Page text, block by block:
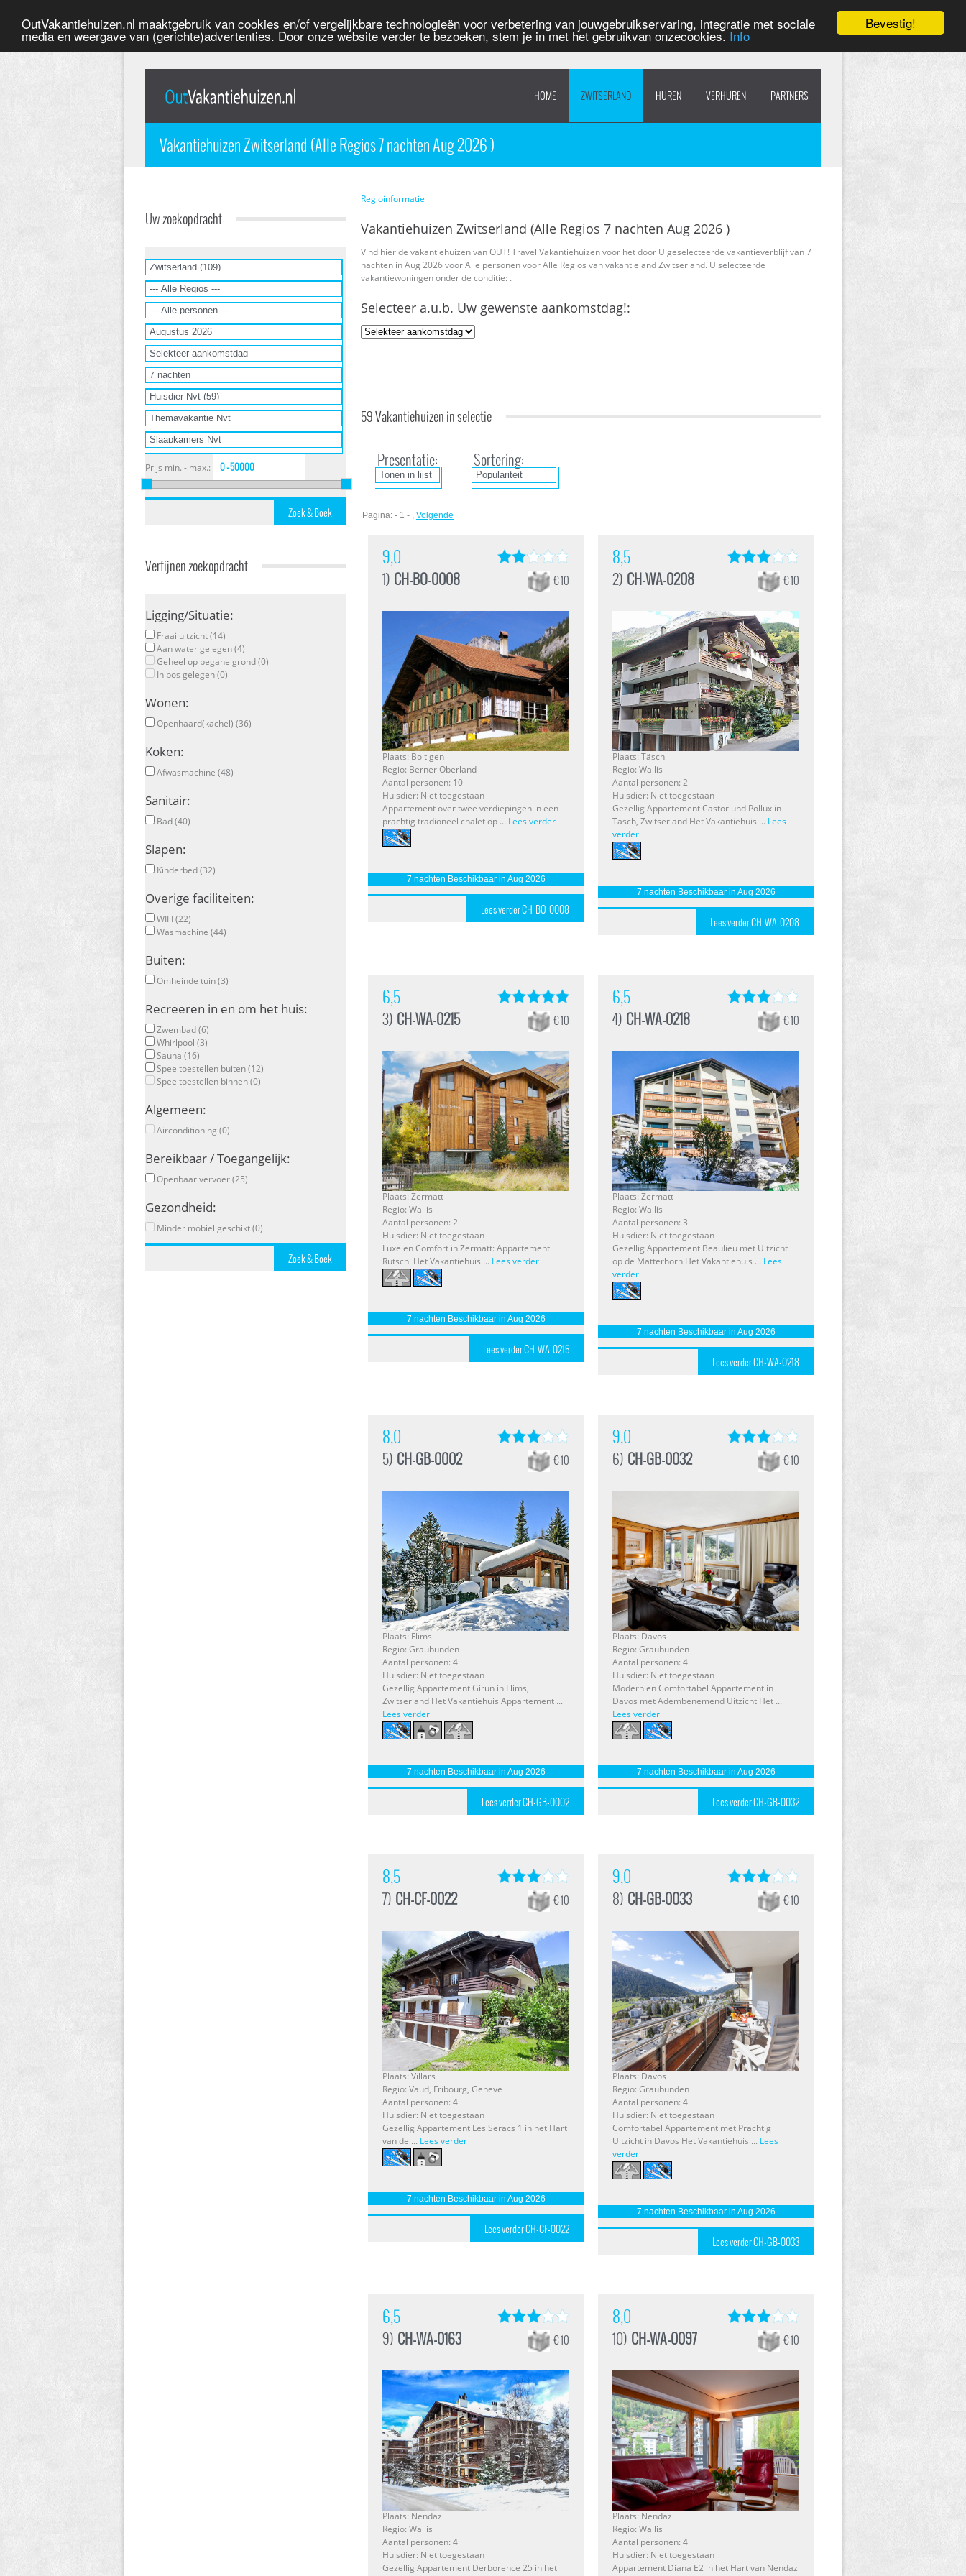
Bevestig!
OutVakantiehuizen.nl maaktgebruik van cookies en/of vergelijkbare technologieën voor verbetering van jouwgebruikservaring, integratie met sociale
media en weergave van (gerichte)advertenties. Door onze website verder te bezoeken, stem je in met het gebruikvan onzecookies. Info
HOME ZWITSERLAND HUREN VERHUREN PARTNERS
Vakantiehuizen Zwitserland (Alle Regios 7 nachten Aug 2026 )
Uw zoekopdracht
Prijs min. - max.:
Verfijnen zoekopdracht
Ligging/Situatie:
Fraai uitzicht (14)
Aan water gelegen (4)
Geheel op begane grond (0)
In bos gelegen (0)
Wonen:
Openhaard(kachel) (36)
Koken:
Afwasmachine (48)
Sanitair:
Bad (40)
Slapen:
Kinderbed (32)
Overige faciliteiten:
WIFI (22)
Wasmachine (44)
Buiten:
Omheinde tuin (3)
Recreeren in en om het huis:
Zwembad (6)
Whirlpool (3)
Sauna (16)
Speeltoestellen buiten (12)
Speeltoestellen binnen (0)
Algemeen:
Airconditioning (0)
Bereikbaar / Toegangelijk:
Openbaar vervoer (25)
Gezondheid:
Minder mobiel geschikt (0)
Regioinformatie
Vakantiehuizen Zwitserland (Alle Regios 7 nachten Aug 2026 )
Vind hier de vakantiehuizen van OUT! Travel Vakantiehuizen voor het door U geselecteerde vakantieverblijf van 7
nachten in Aug 2026 voor Alle personen voor Alle Regios van vakantieland Zwitserland. U selecteerde
vakantiewoningen onder de conditie: .
Selecteer a.u.b. Uw gewenste aankomstdag!:
59 Vakantiehuizen in selectie
Presentatie: Sortering:
Pagina: - 1 - , Volgende
9,0
1) CH-BO-0008 € 10
Plaats: Boltigen
Regio: Berner Oberland
Aantal personen: 10
Huisdier: Niet toegestaan
Appartement over twee verdiepingen in een
prachtig tradioneel chalet op ... Lees verder
7 nachten Beschikbaar in Aug 2026
Lees verder CH-BO-0008
8,5
2) CH-WA-0208 € 10
Plaats: Täsch
Regio: Wallis
Aantal personen: 2
Huisdier: Niet toegestaan
Gezellig Appartement Castor und Pollux in
Täsch, Zwitserland Het Vakantiehuis ... Lees
verder
7 nachten Beschikbaar in Aug 2026
Lees verder CH-WA-0208
6,5
3) CH-WA-0215 € 10
Plaats: Zermatt
Regio: Wallis
Aantal personen: 2
Huisdier: Niet toegestaan
Luxe en Comfort in Zermatt: Appartement
Rütschi Het Vakantiehuis ... Lees verder
7 nachten Beschikbaar in Aug 2026
Lees verder CH-WA-0215
6,5
4) CH-WA-0218 € 10
Plaats: Zermatt
Regio: Wallis
Aantal personen: 3
Huisdier: Niet toegestaan
Gezellig Appartement Beaulieu met Uitzicht
op de Matterhorn Het Vakantiehuis ... Lees
verder
7 nachten Beschikbaar in Aug 2026
Lees verder CH-WA-0218
8,0
5) CH-GB-0002 € 10
Plaats: Flims
Regio: Graubünden
Aantal personen: 4
Huisdier: Niet toegestaan
Gezellig Appartement Girun in Flims,
Zwitserland Het Vakantiehuis Appartement ...
Lees verder
7 nachten Beschikbaar in Aug 2026
Lees verder CH-GB-0002
9,0
6) CH-GB-0032 € 10
Plaats: Davos
Regio: Graubünden
Aantal personen: 4
Huisdier: Niet toegestaan
Modern en Comfortabel Appartement in
Davos met Adembenemend Uitzicht Het ...
Lees verder
7 nachten Beschikbaar in Aug 2026
Lees verder CH-GB-0032
8,5
7) CH-CF-0022 € 10
Plaats: Villars
Regio: Vaud, Fribourg, Geneve
Aantal personen: 4
Huisdier: Niet toegestaan
Gezellig Appartement Les Seracs 1 in het Hart
van de ... Lees verder
7 nachten Beschikbaar in Aug 2026
Lees verder CH-CF-0022
9,0
8) CH-GB-0033 € 10
Plaats: Davos
Regio: Graubünden
Aantal personen: 4
Huisdier: Niet toegestaan
Comfortabel Appartement met Prachtig
Uitzicht in Davos Het Vakantiehuis ... Lees
verder
7 nachten Beschikbaar in Aug 2026
Lees verder CH-GB-0033
6,5
9) CH-WA-0163 € 10
Plaats: Nendaz
Regio: Wallis
Aantal personen: 4
Huisdier: Niet toegestaan
Gezellig Appartement Derborence 25 in het
8,0
10) CH-WA-0097 € 10
Plaats: Nendaz
Regio: Wallis
Aantal personen: 4
Huisdier: Niet toegestaan
Appartement Diana E2 in het Hart van Nendaz